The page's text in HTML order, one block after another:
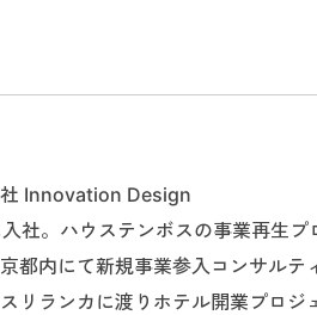
Innovation Design
。ハウステンボスの事業再生プ
都内にて新規事業参入コンサルテ
リランカに渡りホテル開業プロジ